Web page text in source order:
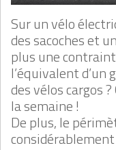
Sur un vélo
des sacoches et
plus une
l’équivalent d’un
des vélos cargos
la semaine !
De plus, le
considérablement